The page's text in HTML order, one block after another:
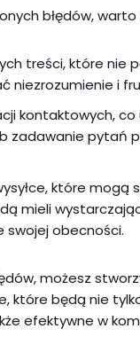
błędów, warto
treści, które nie
niezrozumienie i
kontaktowych, co
zadawanie pytań
które mogą
mieli
swojej obecności.
możesz
które będą nie
efektywne w